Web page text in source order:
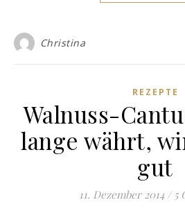
Christina
REZEPTE
Walnuss-
lange währt,
gut
11. Dezember 2014 / 5